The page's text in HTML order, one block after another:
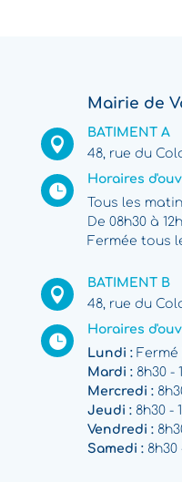
Mairie de

BATIMENT A
48, rue du

Horaires
Tous les
De 08h30 à
Fermée tous

BATIMENT B
48, rue du

Horaires
Lundi :Fermé
Mardi :8h30 -
Mercredi :
Jeudi :8h30 -
Vendredi :
Samedi :8h30